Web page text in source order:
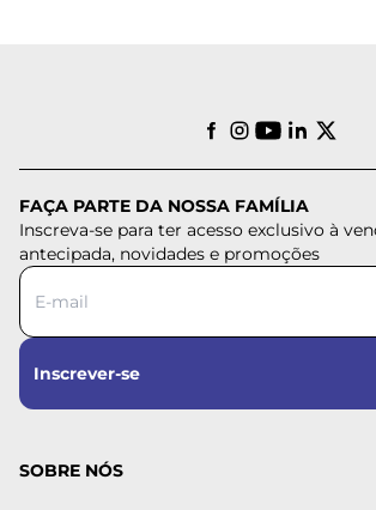
FAÇA PARTE DA NOSSA FAMÍLIA
Inscreva-se para ter acesso exclusivo à
antecipada, novidades e promoções
Inscrever-se
SOBRE NÓS